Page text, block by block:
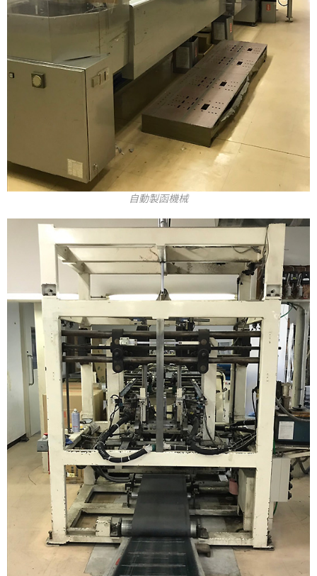
自動製函機械